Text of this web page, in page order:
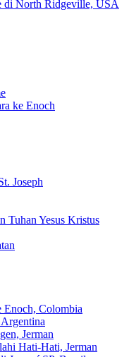
di North Ridgeville, USA
ke Enoch
Joseph
Tuhan Yesus Kristus
Enoch, Colombia
Jerman
Hati-Hati, Jerman